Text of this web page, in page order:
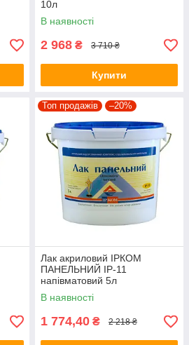
10л
В наявності
2 968 ₴ 3 710 ₴
Купити
Топ продажів –20%
Лак акриловий ІРКОМ
ПАНЕЛЬНИЙ ІР-11
напівматовий 5л
В наявності
1 774,40 ₴ 2 218 ₴